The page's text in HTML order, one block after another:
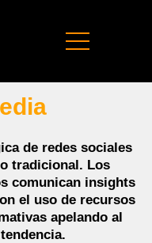
de redes sociales
tradicional. Los
comunican insights
el uso de recursos
apelando al